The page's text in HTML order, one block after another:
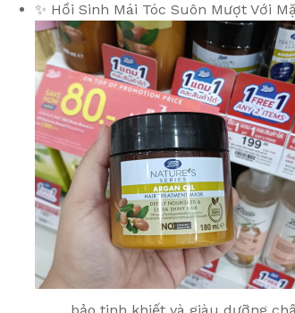
✨ Hồi Sinh Mái Tóc Suôn Mượt Với